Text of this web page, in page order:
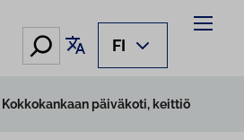
Hae Käännä sivu
FI
Kokkokankaan päiväkoti, keittiö